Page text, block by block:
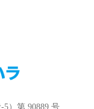
）第 90889 号